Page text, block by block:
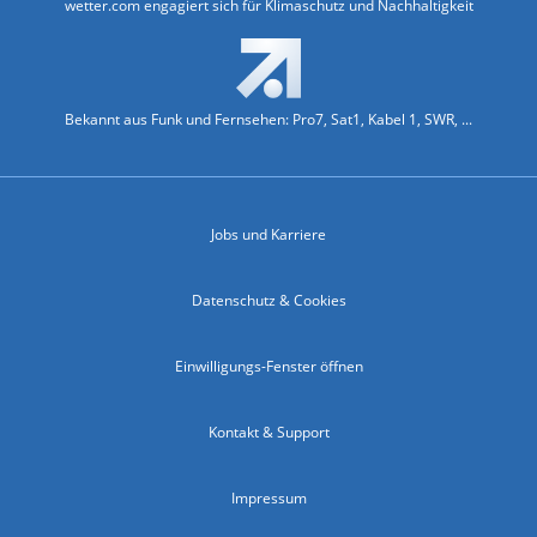
wetter.com engagiert sich für Klimaschutz und Nachhaltigkeit
Bekannt aus Funk und Fernsehen: Pro7, Sat1, Kabel 1, SWR, ...
Jobs und Karriere
Datenschutz & Cookies
Einwilligungs-Fenster öffnen
Kontakt & Support
Impressum